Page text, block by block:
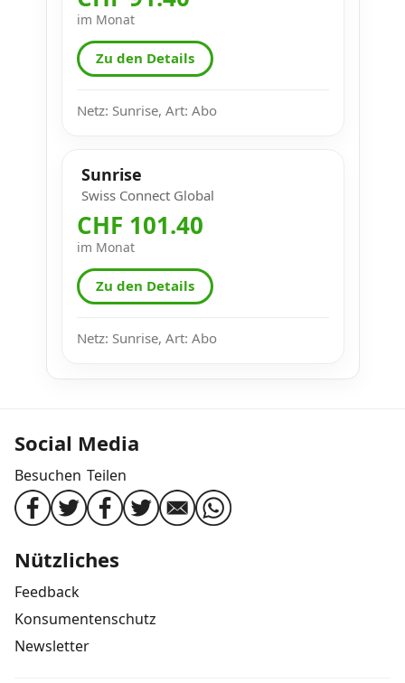
im Monat
Zu den Details
Netz: Sunrise, Art: Abo
Sunrise
Swiss Connect Global
CHF 101.40
im Monat
Zu den Details
Netz: Sunrise, Art: Abo
Social Media
Besuchen Teilen
Nützliches
Feedback
Konsumentenschutz
Newsletter